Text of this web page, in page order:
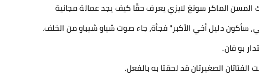
المسن الماكر سونغ لايزي يعرف حقًا كيف يجد عمالة مجانية
سأكون دليل أخي الأكبر" فجأة، جاء صوت شياو شيباو من الخلف.
بو فان.
الفتاتان الصغيرتان قد لحقتا به بالفعل.